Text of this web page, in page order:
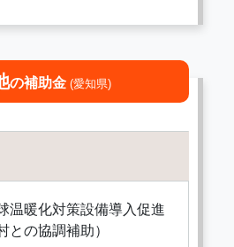
の補助金 (愛知県)
温暖化対策設備導入促進
との協調補助）